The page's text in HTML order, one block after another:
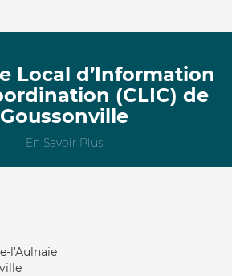
Local d’Information
(CLIC) de
Goussonville
En Savoir Plus
l'Aulnaie